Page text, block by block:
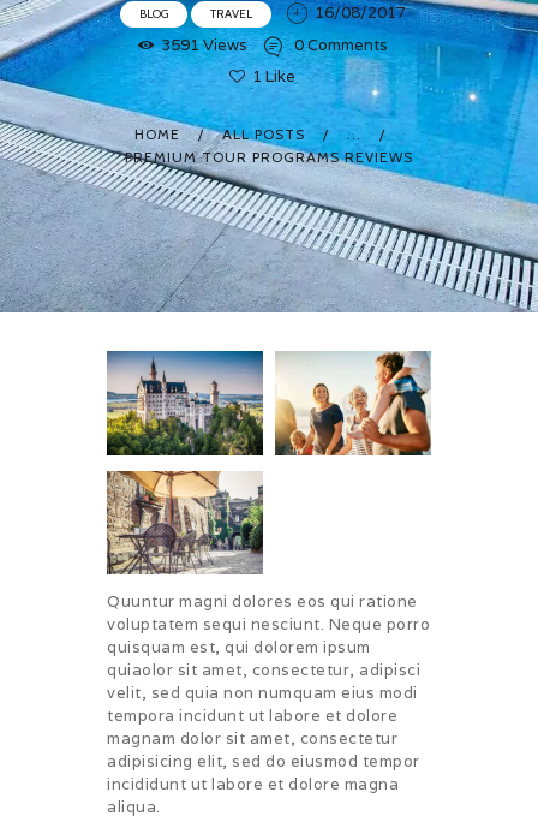
BLOG TRAVEL
16/08/2017
3591Views 0Comments
1 Like
HOME ALL POSTS
...
PREMIUM TOUR PROGRAMS REVIEWS
Quuntur magni dolores eos qui ratione
voluptatem sequi nesciunt. Neque porro
quisquam est, qui dolorem ipsum
quiaolor sit amet, consectetur, adipisci
velit, sed quia non numquam eius modi
tempora incidunt ut labore et dolore
magnam dolor sit amet, consectetur
adipisicing elit, sed do eiusmod tempor
incididunt ut labore et dolore magna
aliqua.